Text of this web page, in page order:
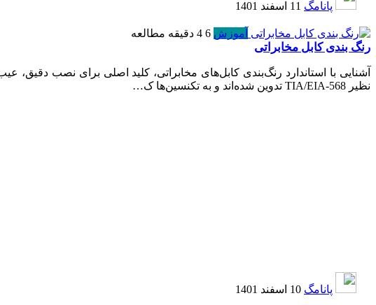
پانامگ 11 اسفند 1401
آموزش 6 4 دقیقه مطالعه
رنگ بندی کابل مخابراتی
آشنایی با استاندارد رنگ‌بندی کابل‌های مخابراتی، کلید اصلی برای نصب
نظیر TIA/EIA-568 تدوین شده‌اند و به تکنسین‌ها ک…
پانامگ 10 اسفند 1401